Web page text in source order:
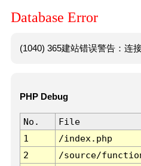
Database Error
(1040) 365建站错误警告：连
PHP Debug
No. File
1
/index.php
2
/source/